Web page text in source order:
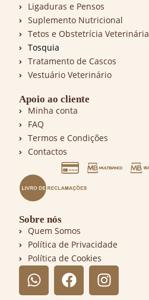
Ligaduras e Pensos
Suplemento Nutricional
Tetos e Obstetrícia Veterinária
Tosquia
Tratamento de Cascos
Vestuário Veterinário
Apoio ao cliente
Minha conta
FAQ
Termos e Condições
Contactos
Sobre nós
Quem Somos
Política de Privacidade
Política de Cookies